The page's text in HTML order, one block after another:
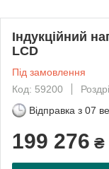
Індукційний
LCD
Під замовлення
Код: 59200
Відправка з 07
199 276 ₴